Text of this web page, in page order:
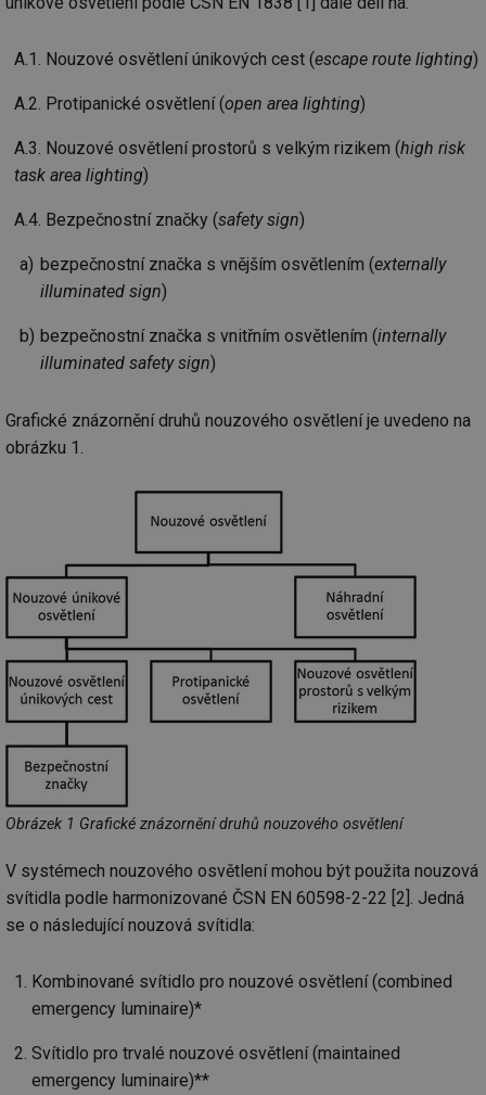
A.1. Nouzové osvětlení únikových cest (escape route lighting)
A.2. Protipanické osvětlení (open area lighting)
A.3. Nouzové osvětlení prostorů s velkým rizikem (high risk
task area lighting)
A.4. Bezpečnostní značky (safety sign)
bezpečnostní značka s vnějším osvětlením (externally
illuminated sign)
bezpečnostní značka s vnitřním osvětlením (internally
illuminated safety sign)
Grafické znázornění druhů nouzového osvětlení je uvedeno na
obrázku 1.
Obrázek 1 Grafické znázornění druhů nouzového osvětlení
V systémech nouzového osvětlení mohou být použita nouzová
svítidla podle harmonizované ČSN EN 60598-2-22 [2]. Jedná
se o následující nouzová svítidla:
Kombinované svítidlo pro nouzové osvětlení (combined
emergency luminaire)*
Svítidlo pro trvalé nouzové osvětlení (maintained
emergency luminaire)**